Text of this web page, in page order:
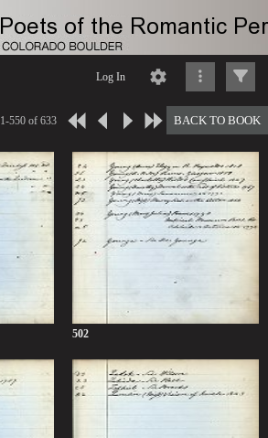
Log In
BACK TO BOOK
550 of 633
502